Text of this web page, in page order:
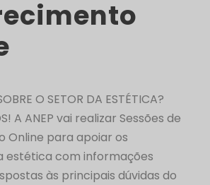
O SETOR DA ESTÉTICA?
A ANEP vai realizar Sessões de
Online para apoiar os
estética com informações
às principais dúvidas do